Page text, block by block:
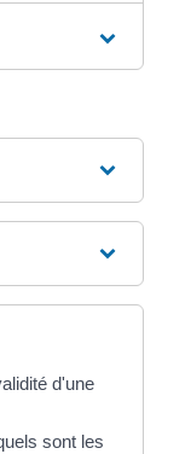
d'une
sont les